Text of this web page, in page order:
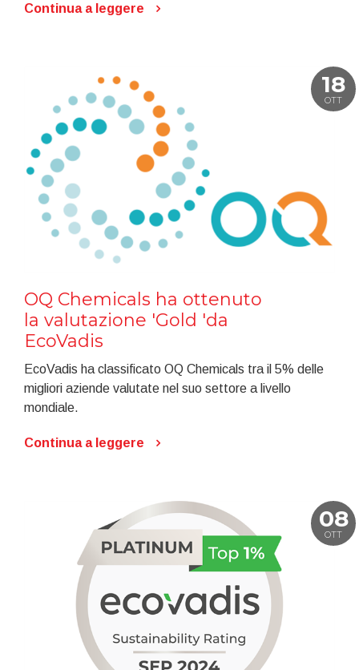
Continua a leggere
18
OTT
OQ Chemicals ha ottenuto
la valutazione 'Gold 'da
EcoVadis
EcoVadis ha classificato OQ Chemicals tra il 5% delle
migliori aziende valutate nel suo settore a livello
mondiale.
Continua a leggere
08
OTT